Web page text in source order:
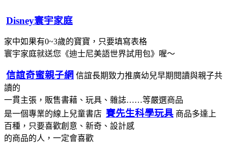
Disney寰宇家庭
家中如果有0~3歲的寶寶，只要填寫表格
寰宇家庭就送您《迪士尼美語世界試用包》喔～
信誼奇蜜親子網 信誼長期致力推廣幼兒早期閱讀與親子共
讀的
一貫主張，販售書藉、玩具、雜誌……等嚴選商品
是一個專業的線上兒童書店 賽先生科學玩具 商品多達上
百種，只要喜歡創意、新奇、設計感
的商品的人，一定會喜歡